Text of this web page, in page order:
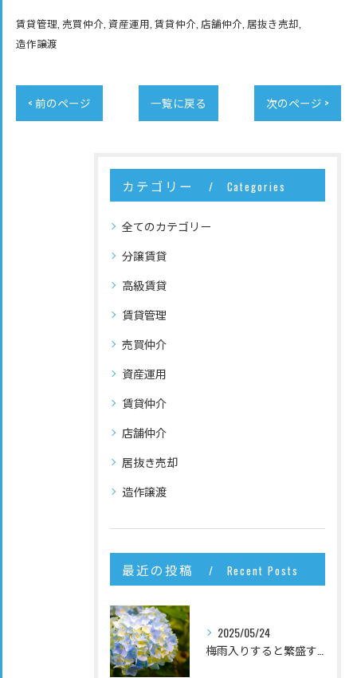
賃貸管理 売買仲介 資産運用 賃貸仲介 店舗仲介 居抜き売却
造作譲渡
< 前のページ 一覧に戻る 次のページ >
カテゴリー Categories
全てのカテゴリー
分譲賃貸
高級賃貸
賃貸管理
売買仲介
資産運用
賃貸仲介
店舗仲介
居抜き売却
造作譲渡
最近の投稿 Recent Posts
2025/05/24